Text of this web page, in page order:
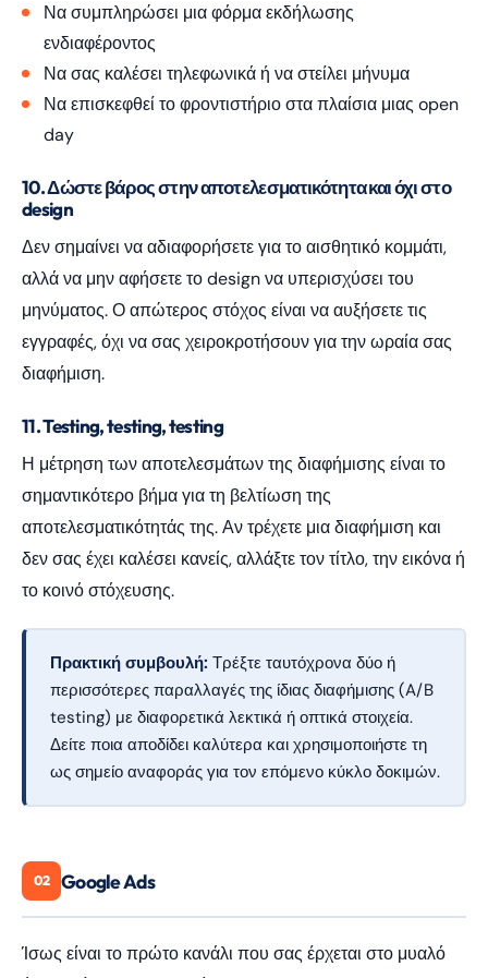
Να συμπληρώσει μια φόρμα εκδήλωσης
ενδιαφέροντος
Να σας καλέσει τηλεφωνικά ή να στείλει μήνυμα
Να επισκεφθεί το φροντιστήριο στα πλαίσια μιας open
day
10. Δώστε βάρος στην αποτελεσματικότητα και όχι στο
design
Δεν σημαίνει να αδιαφορήσετε για το αισθητικό κομμάτι,
αλλά να μην αφήσετε το design να υπερισχύσει του
μηνύματος. Ο απώτερος στόχος είναι να αυξήσετε τις
εγγραφές, όχι να σας χειροκροτήσουν για την ωραία σας
διαφήμιση.
11. Testing, testing, testing
Η μέτρηση των αποτελεσμάτων της διαφήμισης είναι το
σημαντικότερο βήμα για τη βελτίωση της
αποτελεσματικότητάς της. Αν τρέχετε μια διαφήμιση και
δεν σας έχει καλέσει κανείς, αλλάξτε τον τίτλο, την εικόνα ή
το κοινό στόχευσης.
Πρακτική συμβουλή: Τρέξτε ταυτόχρονα δύο ή
περισσότερες παραλλαγές της ίδιας διαφήμισης (A/B
testing) με διαφορετικά λεκτικά ή οπτικά στοιχεία.
Δείτε ποια αποδίδει καλύτερα και χρησιμοποιήστε τη
ως σημείο αναφοράς για τον επόμενο κύκλο δοκιμών.
02 Google Ads
Ίσως είναι το πρώτο κανάλι που σας έρχεται στο μυαλό